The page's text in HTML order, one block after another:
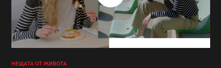
НЕЩАТА ОТ ЖИВОТА